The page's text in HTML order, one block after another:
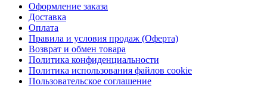
Оформление заказа
Доставка
Оплата
Правила и условия продаж (Оферта)
Возврат и обмен товара
Политика конфиденциальности
Политика использования файлов cookie
Пользовательское соглашение